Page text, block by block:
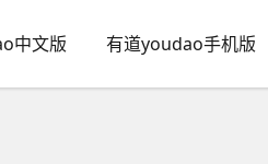
中文版 有道youdao手机版